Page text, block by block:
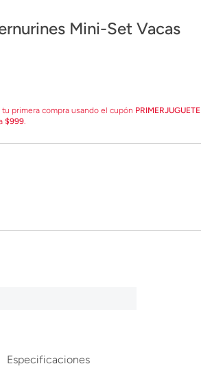
Fotorama Ternurines Mini-Set Vacas
primera compra usando el cupón PRIMERJUGUETE
$999.
Especificaciones